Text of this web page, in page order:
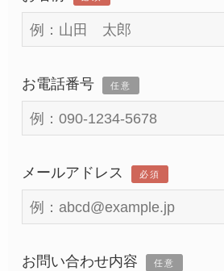
お電話番号 任意
メールアドレス 必須
お問い合わせ内容 任意